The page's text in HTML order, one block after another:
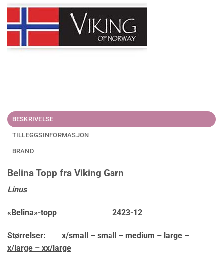
BESKRIVELSE
TILLEGGSINFORMASJON
BRAND
Belina Topp fra Viking Garn
Linus
«Belina»-topp 2423-12
Størrelser: x/small – small – medium – large –
x/large – xx/large